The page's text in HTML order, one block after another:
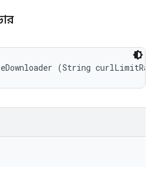
(String